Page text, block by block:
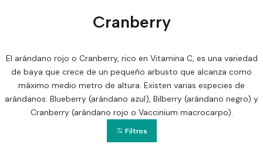
Cranberry
El arándano rojo o Cranberry, rico en Vitamina C, es una variedad
de baya que crece de un pequeño arbusto que alcanza como
máximo medio metro de altura. Existen varias especies de
arándanos: Blueberry (arándano azul), Bilberry (arándano negro) y
Cranberry (arándano rojo o Vaccinium macrocarpo).
Filtros